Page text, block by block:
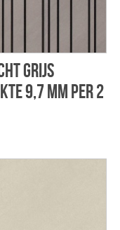
grijs
9,7 mm per 2